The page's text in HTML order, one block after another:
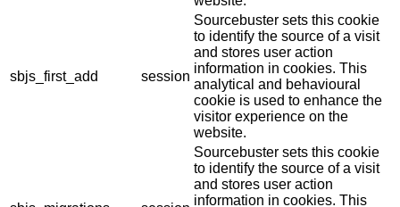
sbjs_first_add session
Sourcebuster sets this cookie
to identify the source of a visit
and stores user action
information in cookies. This
analytical and behavioural
cookie is used to enhance the
visitor experience on the
website.
Sourcebuster sets this cookie
to identify the source of a visit
and stores user action
information in cookies. This